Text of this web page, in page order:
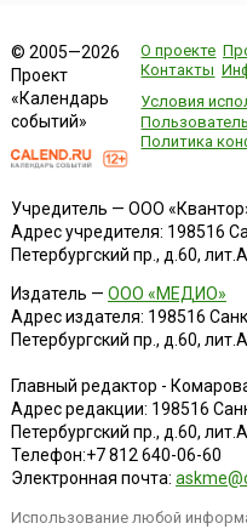
© 2005—2026
Проект
«Календарь
событий»
О проекте
Контакты
Условия
Политика
Учредитель — ООО
Адрес учредителя: 198516
Петербургский пр., д.60,
Издатель — ООО «МЕДИО»
Адрес издателя: 198516
Петербургский пр., д.60,
Главный редактор -
Адрес редакции: 198516
Петербургский пр., д.60,
Телефон:+7 812 640-06-60
Электронная почта:
Использование любой